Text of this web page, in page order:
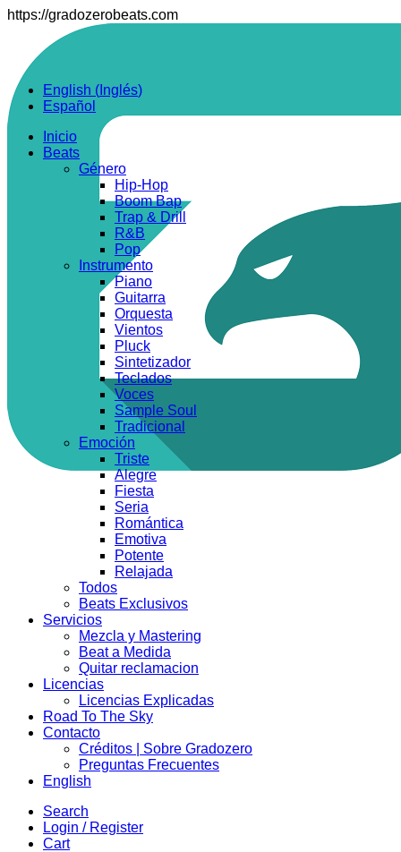
https://gradozerobeats.com
English ( Inglés)
Español
Inicio
Beats
Género
Hip-Hop
Boom Bap
Trap & Drill
R&B
Pop
Instrumento
Piano
Guitarra
Orquesta
Vientos
Pluck
Sintetizador
Teclados
Voces
Sample Soul
Tradicional
Emoción
Triste
Alegre
Fiesta
Seria
Romántica
Emotiva
Potente
Relajada
Todos
Beats Exclusivos
Servicios
Mezcla y Mastering
Beat a Medida
Quitar reclamacion
Licencias
Licencias Explicadas
Road To The Sky
Contacto
Créditos | Sobre Gradozero
Preguntas Frecuentes
English
Search
Login / Register
Cart